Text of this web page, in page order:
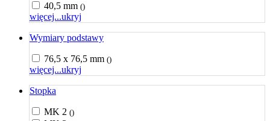
40,5 mm ()
więcej...ukryj
Wymiary podstawy
76,5 x 76,5 mm ()
więcej...ukryj
Stopka
MK 2 ()